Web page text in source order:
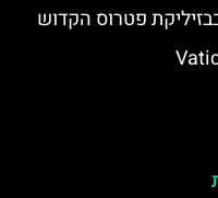
פטרוס הקדוש